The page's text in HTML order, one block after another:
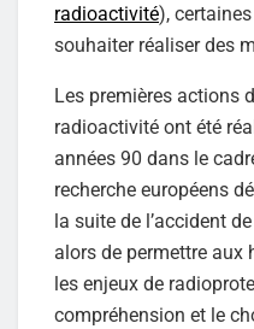
radioactivité),
souhaiter réaliser des
Les premières actions
radioactivité ont été
années 90 dans le
recherche européens
la suite de l’accident
alors de permettre aux
les enjeux de
compréhension et le